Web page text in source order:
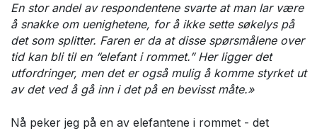
En stor andel av respondentene svarte at man lar være
å snakke om uenighetene, for å ikke sette søkelys på
det som splitter. Faren er da at disse spørsmålene over
tid kan bli til en “elefant i rommet.” Her ligger det
utfordringer, men det er også mulig å komme styrket ut
av det ved å gå inn i det på en bevisst måte.»
Nå peker jeg på en av elefantene i rommet - det